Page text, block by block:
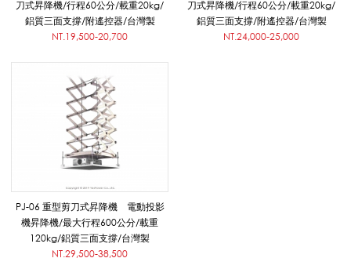
_
刀式昇降機/行程60公分/載重20kg/
鋁質三面支撐/附遙控器/台灣製
NT.19,500-20,700
刀式昇降機/行程60公分/載重20kg/
鋁質三面支撐/附遙控器/台灣製
NT.24,000-25,000
PJ-06 重型剪刀式昇降機 電動投影
機昇降機/最大行程600公分/載重
120kg/鋁質三面支撐/台灣製
NT.29,500-38,500